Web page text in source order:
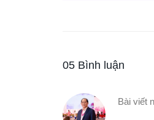
05 Bình luận
Bài viết